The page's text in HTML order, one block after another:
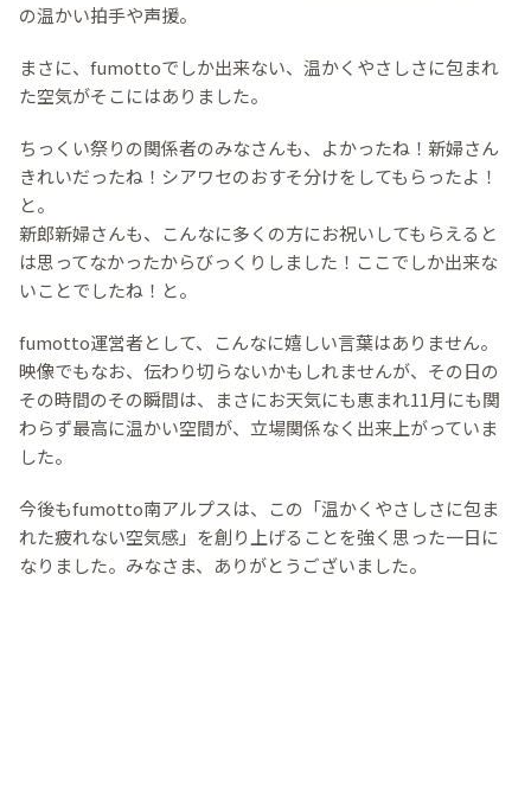
の温かい拍手や声援。
まさに、fumottoでしか出来ない、温かくやさしさに包まれ
た空気がそこにはありました。
ちっくい祭りの関係者のみなさんも、よかったね！新婦さん
きれいだったね！シアワセのおすそ分けをしてもらったよ！
と。
新郎新婦さんも、こんなに多くの方にお祝いしてもらえると
は思ってなかったからびっくりしました！ここでしか出来な
いことでしたね！と。
fumotto運営者として、こんなに嬉しい言葉はありません。
映像でもなお、伝わり切らないかもしれませんが、その日の
その時間のその瞬間は、まさにお天気にも恵まれ11月にも関
わらず最高に温かい空間が、立場関係なく出来上がっていま
した。
今後もfumotto南アルプスは、この「温かくやさしさに包ま
れた疲れない空気感」を創り上げることを強く思った一日に
なりました。みなさま、ありがとうございました。